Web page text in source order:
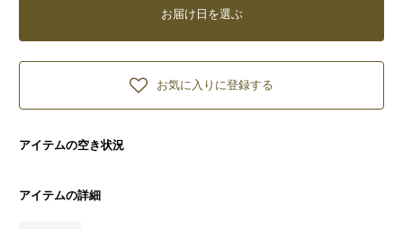
お届け日を選ぶ
お気に入りに登録する
アイテムの空き状況
アイテムの詳細